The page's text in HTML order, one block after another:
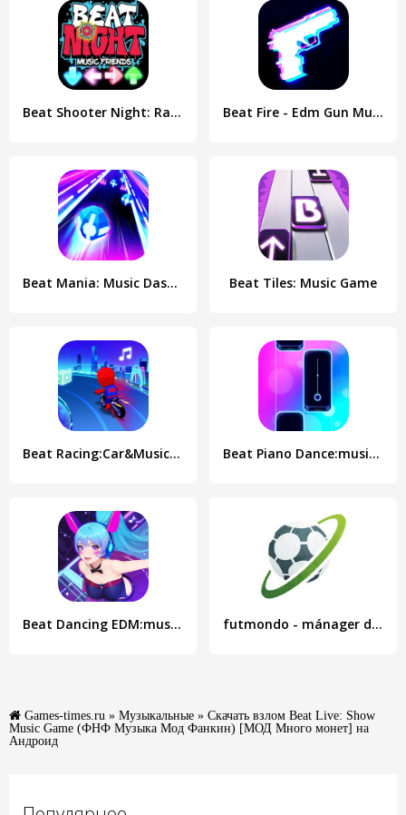
Beat Shooter Night: Rap Battle Beat Fire - Edm Gun Music Game
Beat Mania: Music Dash Dance Beat Tiles: Music Game
Beat Racing:Car&Music game Beat Piano Dance:music game
Beat Dancing EDM:music game futmondo - mánager de fútbol
Games-times.ru » Музыкальные » Скачать взлом Beat Live: Show
Music Game (ФНФ Музыка Мод Фанкин) [МОД Много монет] на
Андроид